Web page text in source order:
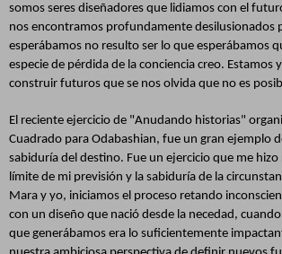
somos seres diseñadores que lidiamos con el
nos encontramos profundamente desilusionados
esperábamos no resulto ser lo que esperábamos
especie de pérdida de la conciencia creo. Estamos
construir futuros que se nos olvida que no es
El reciente ejercicio de "Anudando historias"
Cuadrado para Odabashian, fue un gran ejemplo
sabiduría del destino. Fue un ejercicio que me hizo
límite de mi previsión y la sabiduría de la
Mara y yo, iniciamos el proceso retando
con un diseño que nació desde la necedad,
que generábamos era lo suficientemente